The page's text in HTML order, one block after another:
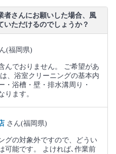
者さんにお願いした場合、風
いただけるのでしょうか？
(福岡県)
んでおりません。 ご希望があ
、浴室クリーニングの基本内
・浴槽・壁・排水溝周り・
ります。
さん(福岡県)
グの対象外ですので、どうい
可能です。 よければ､作業前